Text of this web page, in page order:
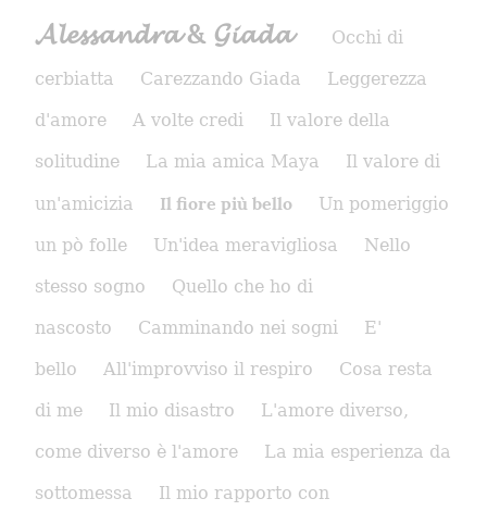
𝓐𝓵𝓮𝓼𝓼𝓪𝓷𝓭𝓻𝓪 & 𝓖𝓲𝓪𝓭𝓪
Occhi di
cerbiatta
Carezzando Giada
Leggerezza
d'amore
A volte credi
Il valore della
solitudine
La mia amica Maya Il valore di
un'amicizia Il fiore più bello
Un pomeriggio
un pò folle
Un'idea meravigliosa
Nello
stesso sogno
Quello che ho di
nascosto
Camminando nei sogni
E'
bello
All'improvviso il respiro
Cosa resta
di me
Il mio disastro
L'amore diverso,
come diverso è l'amore
La mia esperienza da
sottomessa
Il mio rapporto con